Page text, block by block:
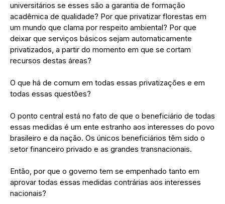
universitários se esses são a garantia de formação
acadêmica de qualidade? Por que privatizar florestas em
um mundo que clama por respeito ambiental? Por que
deixar que serviços básicos sejam automaticamente
privatizados, a partir do momento em que se cortam
recursos destas áreas?
O que há de comum em todas essas privatizações e em
todas essas questões?
O ponto central está no fato de que o beneficiário de todas
essas medidas é um ente estranho aos interesses do povo
brasileiro e da nação. Os únicos beneficiários têm sido o
setor financeiro privado e as grandes transnacionais.
Então, por que o governo tem se empenhado tanto em
aprovar todas essas medidas contrárias aos interesses
nacionais?